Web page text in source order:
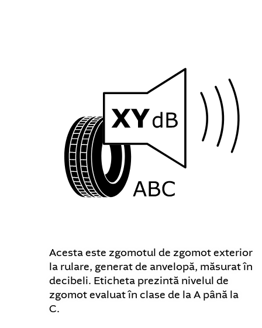
Acesta este zgomotul de zgomot exterior
la rulare, generat de anvelopă, măsurat în
decibeli. Eticheta prezintă nivelul de
zgomot evaluat în clase de la A până la
C.